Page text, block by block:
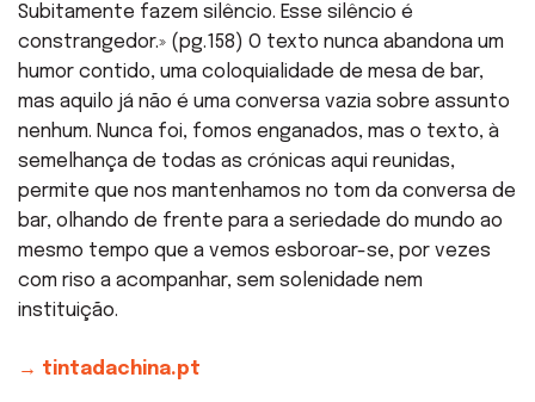
Subitamente fazem silêncio. Esse silêncio é
constrangedor.» (pg.158) O texto nunca abandona um
humor contido, uma coloquialidade de mesa de bar,
mas aquilo já não é uma conversa vazia sobre assunto
nenhum. Nunca foi, fomos enganados, mas o texto, à
semelhança de todas as crónicas aqui reunidas,
permite que nos mantenhamos no tom da conversa de
bar, olhando de frente para a seriedade do mundo ao
mesmo tempo que a vemos esboroar-se, por vezes
com riso a acompanhar, sem solenidade nem
instituição.
→ tintadachina.pt